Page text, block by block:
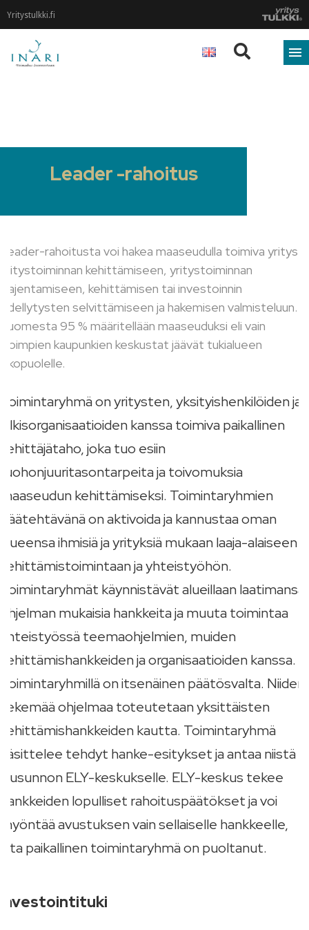
Yritystulkki.fi
Leader -rahoitus
Leader-rahoitusta voi hakea maaseudulla toimiva yritys
yritystoiminnan kehittämiseen, yritystoiminnan
laajentamiseen, kehittämisen tai investoinnin
edellytysten selvittämiseen ja hakemisen valmisteluun.
Suomesta 95 % määritellään maaseuduksi eli vain
isoimpien kaupunkien keskustat jäävät tukialueen
ulkopuolelle.
Toimintaryhmä on yritysten, yksityishenkilöiden ja
julkisorganisaatioiden kanssa toimiva paikallinen
kehittäjätaho, joka tuo esiin
ruohonjuuritasontarpeita ja toivomuksia
maaseudun kehittämiseksi. Toimintaryhmien
päätehtävänä on aktivoida ja kannustaa oman
alueensa ihmisiä ja yrityksiä mukaan laaja-alaiseen
kehittämistoimintaan ja yhteistyöhön.
Toimintaryhmät käynnistävät alueillaan laatimansa
ohjelman mukaisia hankkeita ja muuta toimintaa
yhteistyössä teemaohjelmien, muiden
kehittämishankkeiden ja organisaatioiden kanssa.
Toimintaryhmillä on itsenäinen päätösvalta. Niiden
tekemää ohjelmaa toteutetaan yksittäisten
kehittämishankkeiden kautta. Toimintaryhmä
käsittelee tehdyt hanke-esitykset ja antaa niistä
lausunnon ELY-keskukselle. ELY-keskus tekee
hankkeiden lopulliset rahoituspäätökset ja voi
myöntää avustuksen vain sellaiselle hankkeelle,
jota paikallinen toimintaryhmä on puoltanut.
Investointituki